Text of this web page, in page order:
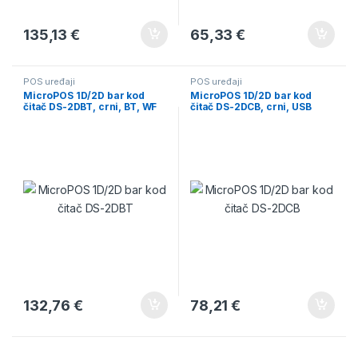
135,13€ 65,33€
POS uređaji
MicroPOS 1D/2D bar kod
čitač DS-2DBT, crni, BT, WF
132,76€
POS uređaji
MicroPOS 1D/2D bar kod
čitač DS-2DCB, crni, USB
78,21€